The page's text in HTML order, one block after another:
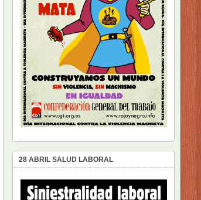
28 ABRIL SALUD LABORAL